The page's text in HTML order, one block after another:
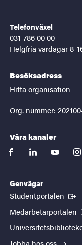
Telefonväxel
031-786 00 00
Helgfria vardagar 8-
Besöksadress
Hitta organisation
Org. nummer:
Våra kanaler
facebooklinkedinyoutube
Genvägar
Studentportalen
Medarbetarportalen